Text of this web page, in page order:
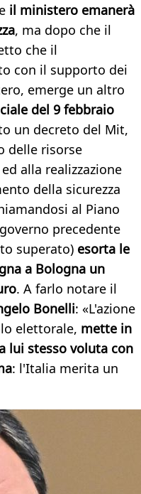
il ministero emanerà
, ma dopo che il
che il
con il supporto dei
emerge un altro
del 9 febbraio
un decreto del Mit,
delle risorse
alla realizzazione
della sicurezza
al Piano
precedente
superato) esorta le
a Bologna un
. A farlo notare il
Bonelli: «L'azione
elettorale, mette in
lui stesso voluta con
: l'Italia merita un